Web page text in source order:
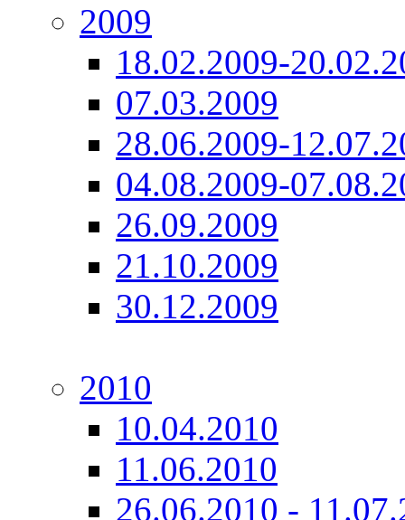
2009
18.02.2009-
07.03.2009
28.06.2009-
04.08.2009-
26.09.2009
21.10.2009
30.12.2009
2010
10.04.2010
11.06.2010
26.06.2010 -